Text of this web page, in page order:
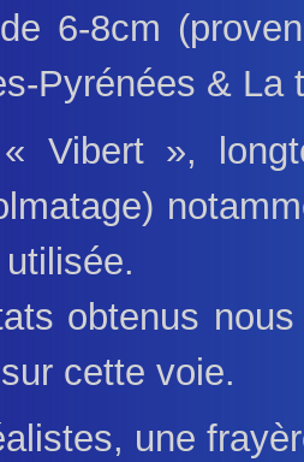
6-8cm
Pyrénées & La
Vibert »,
utilisée.
obtenus nous
cette voie.
une